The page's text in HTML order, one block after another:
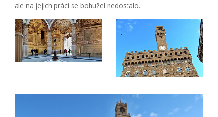
ale na jejich práci se bohužel nedostalo.